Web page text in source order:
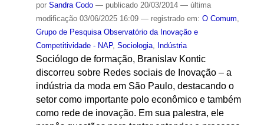
por Sandra Codo — publicado20/03/2014 — última
modificação03/06/2025 16:09 — registrado em: O Comum,
Grupo de Pesquisa Observatório da Inovação e
Competitividade - NAP, Sociologia, Indústria
Sociólogo de formação, Branislav Kontic
discorreu sobre Redes sociais de Inovação – a
indústria da moda em São Paulo, destacando o
setor como importante polo econômico e também
como rede de inovação. Em sua palestra, ele